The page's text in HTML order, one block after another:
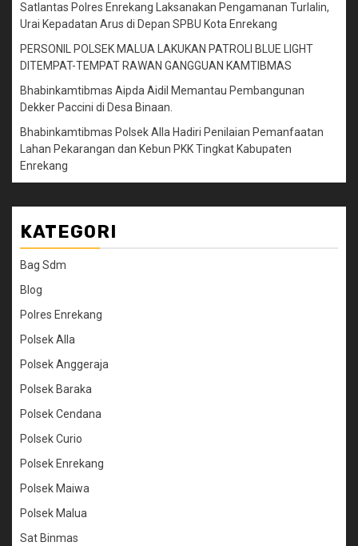
Satlantas Polres Enrekang Laksanakan Pengamanan Turlalin,
Urai Kepadatan Arus di Depan SPBU Kota Enrekang
PERSONIL POLSEK MALUA LAKUKAN PATROLI BLUE LIGHT
DITEMPAT-TEMPAT RAWAN GANGGUAN KAMTIBMAS
Bhabinkamtibmas Aipda Aidil Memantau Pembangunan
Dekker Paccini di Desa Binaan.
Bhabinkamtibmas Polsek Alla Hadiri Penilaian Pemanfaatan
Lahan Pekarangan dan Kebun PKK Tingkat Kabupaten
Enrekang
KATEGORI
Bag Sdm
Blog
Polres Enrekang
Polsek Alla
Polsek Anggeraja
Polsek Baraka
Polsek Cendana
Polsek Curio
Polsek Enrekang
Polsek Maiwa
Polsek Malua
Sat Binmas